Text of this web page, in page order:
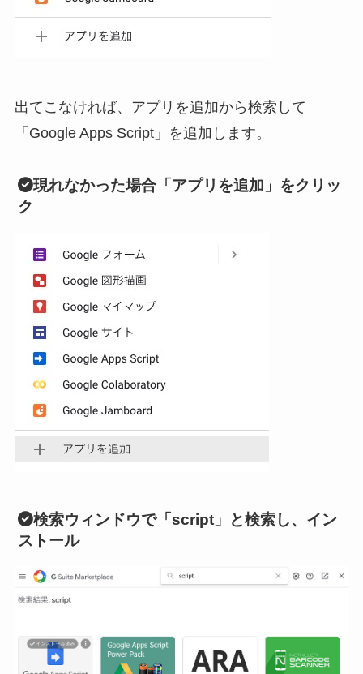
出てこなければ、アプリを追加から検索して
「Google Apps Script」を追加します。
現れなかった場合「アプリを追加」をクリッ
ク
検索ウィンドウで「script」と検索し、イン
ストール